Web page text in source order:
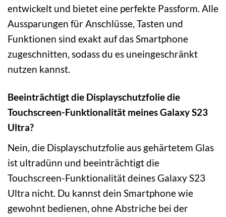
entwickelt und bietet eine perfekte Passform. Alle
Aussparungen für Anschlüsse, Tasten und
Funktionen sind exakt auf das Smartphone
zugeschnitten, sodass du es uneingeschränkt
nutzen kannst.
Beeinträchtigt die Displayschutzfolie die
Touchscreen-Funktionalität meines Galaxy S23
Ultra?
Nein, die Displayschutzfolie aus gehärtetem Glas
ist ultradünn und beeinträchtigt die
Touchscreen-Funktionalität deines Galaxy S23
Ultra nicht. Du kannst dein Smartphone wie
gewohnt bedienen, ohne Abstriche bei der